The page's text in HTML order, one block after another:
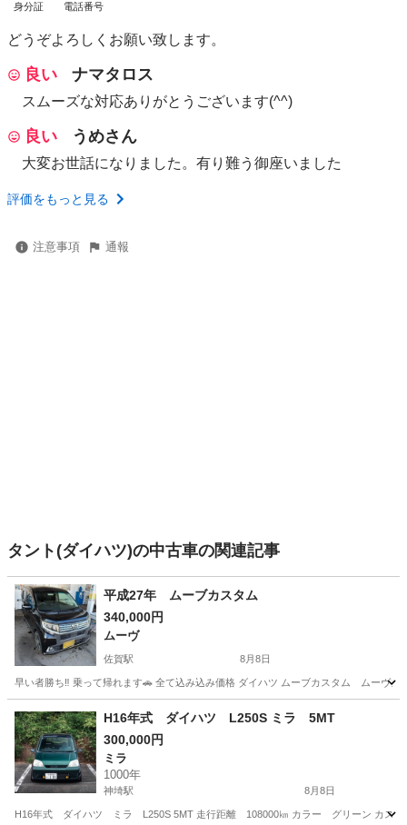
身分証 電話番号
どうぞよろしくお願い致します。
良い ナマタロス
スムーズな対応ありがとうございます(^^)
良い うめさん
大変お世話になりました。有り難う御座いました
評価をもっと見る
注意事項 通報
タント(ダイハツ)の中古車の関連記事
平成27年 ムーブカスタム
340,000円
ムーヴ
佐賀駅 8月8日
早い者勝ち‼️ 乗って帰れます🚗 全て込み込み価格 ダイハツ ムーブカスタム ムーヴ
佐賀 佐賀市 佐賀駅 ムーヴ
H16年式 ダイハツ L250S ミラ 5MT
300,000円
ミラ
1000年
神埼駅 8月8日
H16年式 ダイハツ ミラ L250S 5MT 走行距離 108000㎞ カラー グリーン